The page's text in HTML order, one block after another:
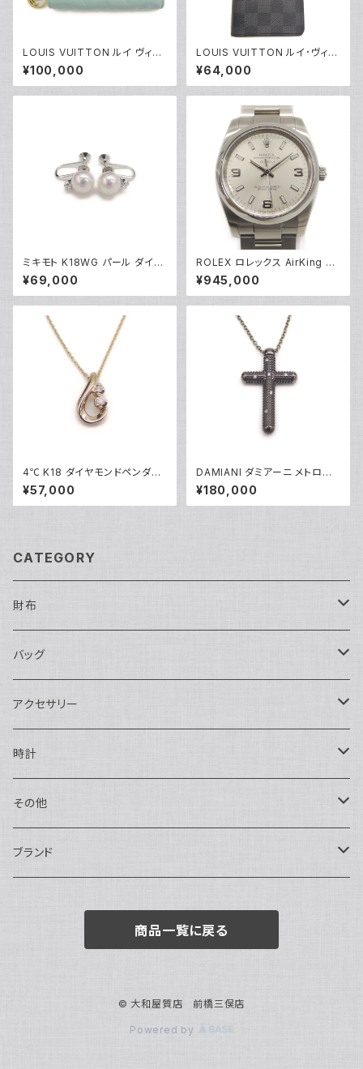
LOUIS VUITTON ルイ ヴィト
ン ポルトフォイユ ルー モノグラ
ム クッサン ブルーグラシエ 2つ
折り財布 M81709 Y05200
¥100,000
LOUIS VUITTON ルイ･ヴィト
ン 長財布 ダミエ グラフィット ポ
ルトフォイユ・ブラザ N62665 Y
05199
¥64,000
ミキモト K18WG パール ダイヤ
モンド イヤリング 18金 ホワイト
ゴールド ネジ式 Y05248
¥69,000
ROLEX ロレックス AirKing エ
アキング 114200 M番 SS 自動
巻き シルバー文字盤 Y05156
¥945,000
4℃ K18 ダイヤモンドペンダン
トネックレス 18金 アズキチェー
ン Y05099
¥57,000
DAMIANI ダミアーニ メトロポ
リタンドリーム 6Pダイヤモンド
ネックレス K18WG 18金 アズ
キチェーン Y05255
¥180,000
CATEGORY
財布
長財布
二つ折り
バッグ
ショルダーバッグ・ボディバッグ
ハンドバッグ・ポーチ
トートバッグ
バックパック・リュックサック
ボストンバッグ
アクセサリー
ネックレス
指輪
ピアス・イヤリング
チャーム・キーホルダー
時計
アナログ・機械式
アナログ・クォーツ
その他
ペン・万年筆
ブランド
BOTTEGA VENETA
商品一覧に戻る
© 大和屋質店 前橋三俣店
Powered by